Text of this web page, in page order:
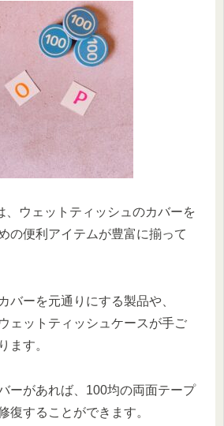
、ウェットティッシュのカバーを
の便利アイテムが豊富に揃って
バーを元通りにする製品や、
ェットティッシュケースが手ご
ます。
ーがあれば、100均の両面テープ
復することができます。